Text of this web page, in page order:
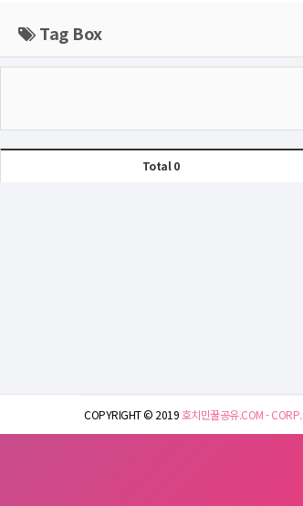
Tag Box
Total 0
COPYRIGHT © 2019호치민꿀공유.COM - CORP.